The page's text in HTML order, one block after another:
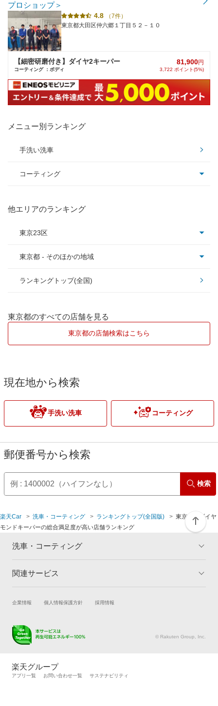
プロショップ＞
4.8
（7件）
東京都大田区仲六郷１丁目５２－１０
【細密研磨付き】ダイヤ2キーパー
コーティング ：ボディ
81,900円
3,722 ポイント(5%)
メニュー別ランキング
手洗い洗車
コーティング
Wダイヤモンドキーパー
他エリアのランキング
東京23区
足立区
板橋区
北区
江東区
渋谷区
新宿区
杉並区
墨田区
世田谷区
練馬区
文京区
東京都 - そのほかの地域
昭島市
小金井市
小平市
多摩市
調布市
西多摩郡
西東京市
八王子市
日野市
府中市
ランキングトップ(全国)
東京都のすべての店舗を見る
東京都の店舗検索はこちら
現在地から検索
手洗い洗車 コーティング
郵便番号から検索
検索
楽天Car 洗車・コーティング ランキングトップ(全国版)
東京都のダイヤ
モンドキーパーの総合満足度が高い店舗ランキング
洗車・コーティング
トップ
コーティングとは コーティング診断
よくある質問
関連サービス
試乗・商談 新車購入
キズ修理予約
メンテナンス管理
タイヤ交換サービス
自動車カタログ 自動車保険
企業情報 個人情報保護方針 採用情報
© Rakuten Group, Inc.
楽天グループ
アプリ一覧 お問い合わせ一覧 サステナビリティ